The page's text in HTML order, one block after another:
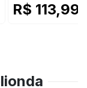
R$ 113,99